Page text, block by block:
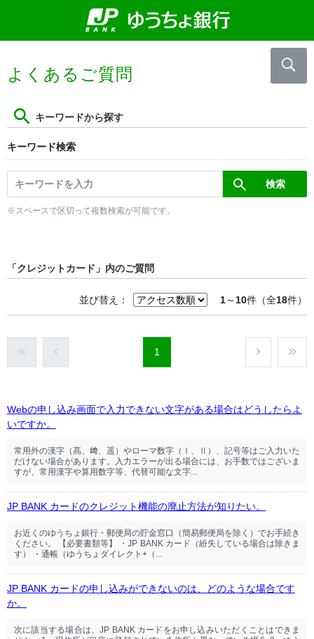
よくあるご質問
キーワードから探す
キーワード検索
※スペースで区切って複数検索が可能です。
「クレジットカード」内のご質問
並び替え： 1～ 10件（全18件）
1
Webの申し込み画面で入力できない文字がある場合はどうしたらよ
いですか。
常用外の漢字（髙、﨑、遥）やローマ数字（Ⅰ、Ⅱ）、記号等はご入力いた
だけない場合があります。入力エラーが出る場合には、お手数ではございま
すが、常用漢字や算用数字等、代替可能な文字...
JP BANK カードのクレジット機能の廃止方法が知りたい。
お近くのゆうちょ銀行・郵便局の貯金窓口（簡易郵便局を除く）でお手続き
ください。 【必要書類等】 ・JP BANK カード（紛失している場合は除きま
す） ・通帳（ゆうちょダイレクト+（...
JP BANK カードの申し込みができないのは、どのような場合です
か。
次に該当する場合は、JP BANK カードをお申し込みいただくことはできま